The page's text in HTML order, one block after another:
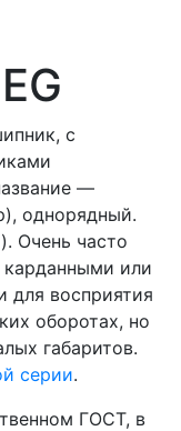
с
—
однорядный.
Очень часто
или
для восприятия
оборотах, но
габаритов.
серии.
ГОСТ, в